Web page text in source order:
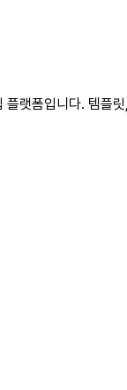
랫폼입니다. 템